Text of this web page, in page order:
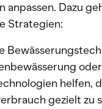
anpassen. Dazu
Strategien:
helfen,
gezielt zu